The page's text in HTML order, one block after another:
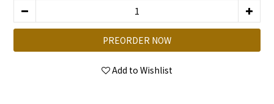
PREORDER NOW
Add to Wishlist